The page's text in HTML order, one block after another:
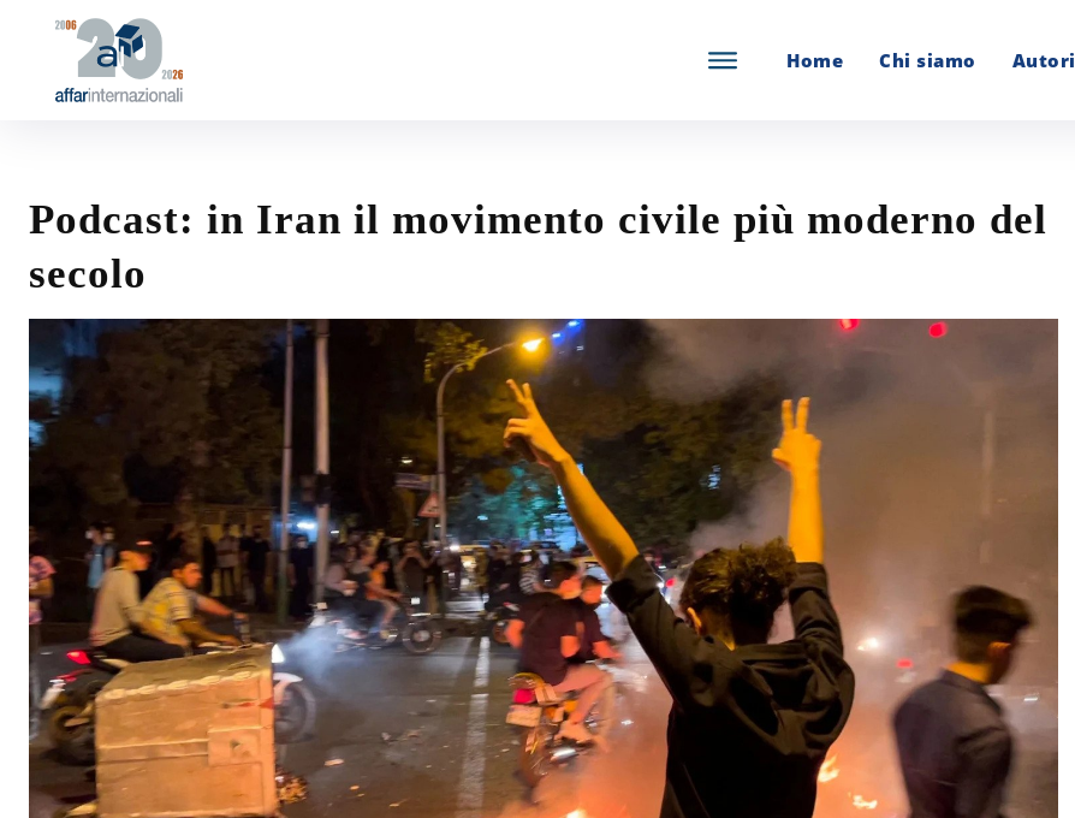
Home Chi siamo Autori
Podcast: in Iran il movimento civile più moderno del
secolo